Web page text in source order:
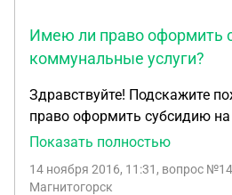
Имею ли право оформить
коммунальные услуги?
Здравствуйте! Подскажите пожалуйста, имею ли я
право оформить субсидию
услуги, если я плачу ипотеку,
12500,0руб. Проживаю в городе Магнитогорск,
Показать полностью
14 ноября 2016, 11:31 , вопрос
Магнитогорск